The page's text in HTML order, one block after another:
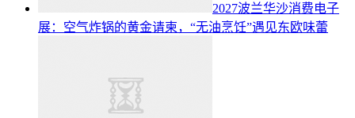
2027波兰华沙消费电子
展：空气炸锅的黄金请柬，“无油烹饪”遇见东欧味蕾